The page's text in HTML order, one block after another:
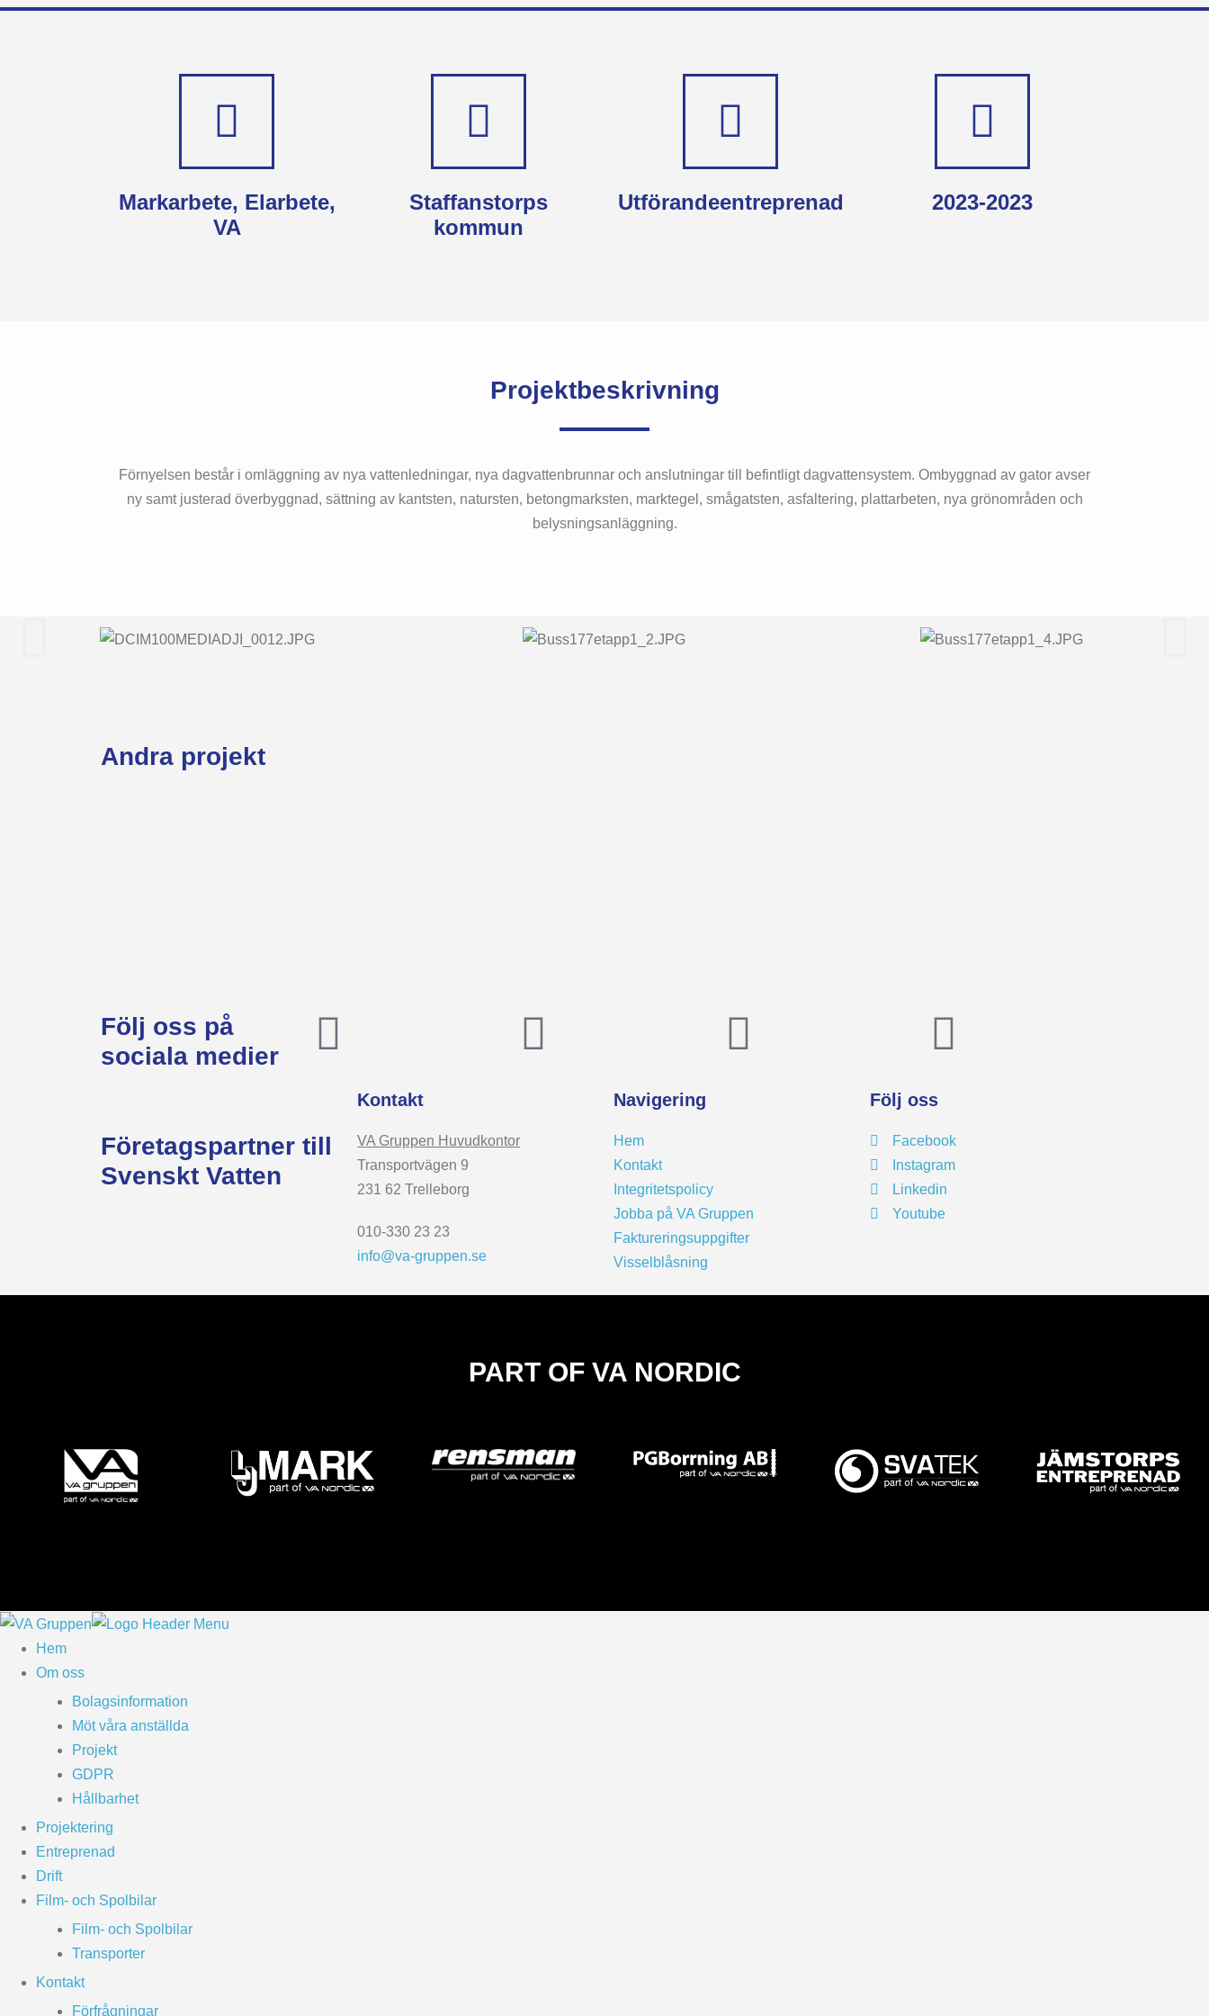
Markarbete, Elarbete,
VA
Staffanstorps
kommun
Utförandeentreprenad 2023-2023
Projektbeskrivning
Förnyelsen består i omläggning av nya vattenledningar, nya dagvattenbrunnar och anslutningar till befintligt dagvattensystem. Ombyggnad av gator avser
ny samt justerad överbyggnad, sättning av kantsten, natursten, betongmarksten, marktegel, smågatsten, asfaltering, plattarbeten, nya grönområden och
belysningsanläggning.
Andra projekt
Följ oss på
sociala medier
Företagspartner till
Svenskt Vatten
Kontakt
VA Gruppen Huvudkontor
Transportvägen 9
231 62 Trelleborg
010-330 23 23
info@va-gruppen.se
Navigering
Hem
Kontakt
Integritetspolicy
Jobba på VA Gruppen
Faktureringsuppgifter
Visselblåsning
Följ oss
Facebook
Instagram
Linkedin
Youtube
PART OF VA NORDIC
Hem
Om oss
Bolagsinformation
Möt våra anställda
Projekt
GDPR
Hållbarhet
Projektering
Entreprenad
Drift
Film- och Spolbilar
Film- och Spolbilar
Transporter
Kontakt
Förfrågningar